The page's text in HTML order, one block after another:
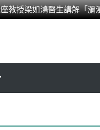
教授梁如鴻醫生講解「